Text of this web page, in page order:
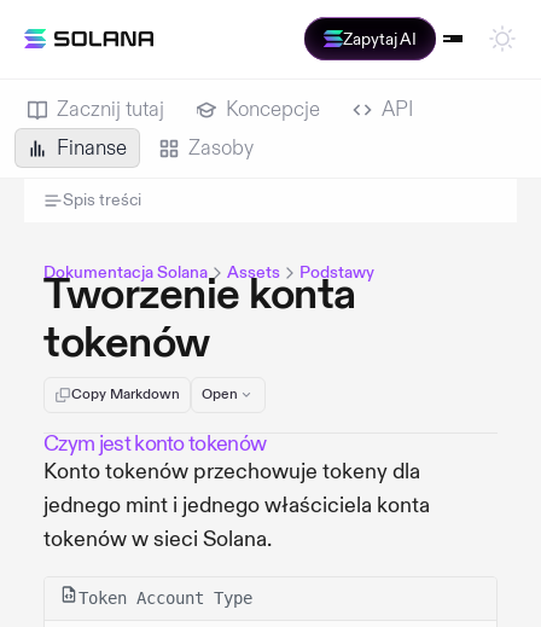
Zapytaj AI
Zacznij tutaj Koncepcje
API
Finanse
Zasoby
Spis treści
Dokumentacja Solana Assets Podstawy
Tworzenie konta
tokenów
Copy Markdown Open
Czym jest konto tokenów
Konto tokenów przechowuje tokeny dla
jednego mint i jednego właściciela konta
tokenów w sieci Solana.
Token Account Type